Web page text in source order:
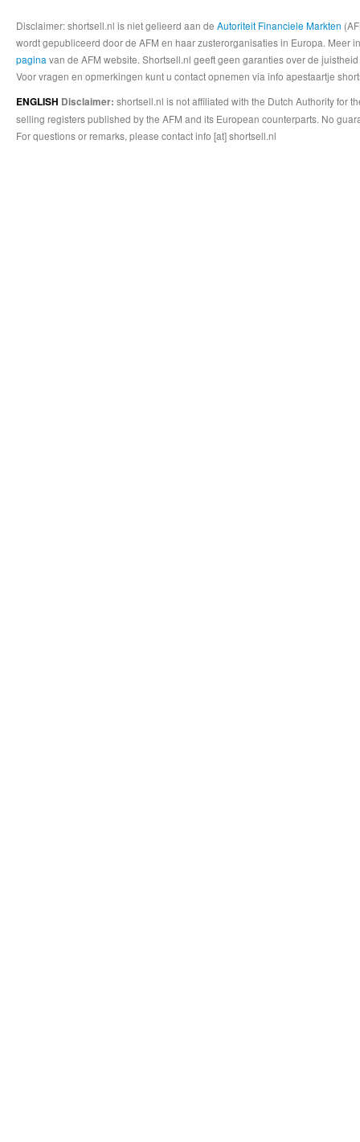
Disclaimer: shortsell.nl is niet gelieerd aan de Autoriteit Financiele Markten
wordt gepubliceerd door de AFM en haar zusterorganisaties in Europa.
pagina van de AFM website. Shortsell.nl geeft geen garanties over de
Voor vragen en opmerkingen kunt u contact opnemen via info apestaartje
ENGLISH Disclaimer: shortsell.nl is not affiliated with the Dutch Authority for
selling registers published by the AFM and its European counterparts. No
For questions or remarks, please contact info [at] shortsell.nl